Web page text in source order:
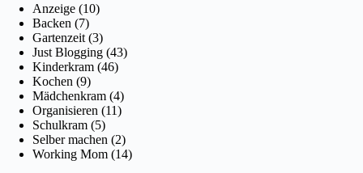
Anzeige (10)
Backen (7)
Gartenzeit (3)
Just Blogging (43)
Kinderkram (46)
Kochen (9)
Mädchenkram (4)
Organisieren (11)
Schulkram (5)
Selber machen (2)
Working Mom (14)